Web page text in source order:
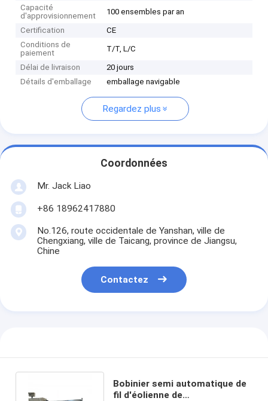
Capacité
d'approvisionnement
100 ensembles par an
Certification
CE
Conditions de
paiement
T/T, L/C
Délai de livraison
20 jours
Détails d'emballage
emballage navigable
Regardez plus
Coordonnées
Mr. Jack Liao
+86 18962417880
No.126, route occidentale de Yanshan, ville de
Chengxiang, ville de Taicang, province de Jiangsu,
Chine
Contactez
Bobinier semi automatique de
fil d'éolienne de